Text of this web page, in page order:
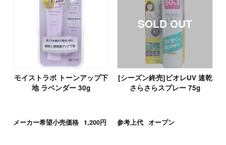
モイストラボ トーンアップ下
地 ラベンダー 30g
メーカー希望小売価格 1,200円
[シーズン終売]ビオレUV 速乾
さらさらスプレー 75g
参考上代 オープン